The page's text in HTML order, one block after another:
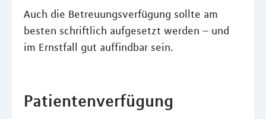
Auch die Betreuungsverfügung sollte am
besten schriftlich aufgesetzt werden – und
im Ernstfall gut auffindbar sein.
Patientenverfügung